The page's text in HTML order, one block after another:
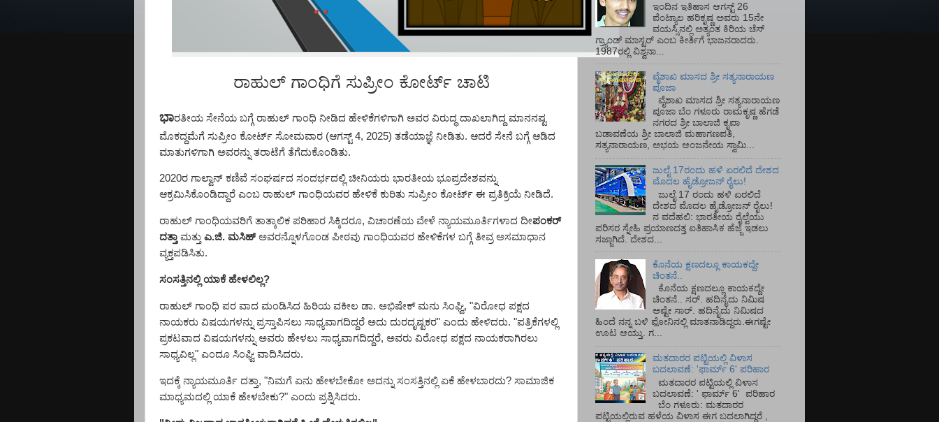
ರಾಹುಲ್ ಗಾಂಧಿಗೆ ಸುಪ್ರೀಂ ಕೋರ್ಟ್ ಚಾಟಿ
ಭಾರತೀಯ ಸೇನೆಯ ಬಗ್ಗೆ ರಾಹುಲ್ ಗಾಂಧಿ ನೀಡಿದ ಹೇಳಿಕೆಗಳಿಗಾಗಿ ಅವರ ವಿರುದ್ಧ ದಾಖಲಾಗಿದ್ದ ಮಾನನಷ್ಟ
ಮೊಕದ್ದಮೆಗೆ ಸುಪ್ರೀಂ ಕೋರ್ಟ್ ಸೋಮವಾರ (ಆಗಸ್ಟ್ 4, 2025) ತಡೆಯಾಜ್ಞೆ ನೀಡಿತು. ಆದರೆ ಸೇನೆ ಬಗ್ಗೆ ಆಡಿದ
ಮಾತುಗಳಿಗಾಗಿ ಅವರನ್ನು ತರಾಟೆಗೆ ತೆಗೆದುಕೊಂಡಿತು.
2020ರ ಗಾಲ್ವಾನ್ ಕಣಿವೆ ಸಂಘರ್ಷದ ಸಂದರ್ಭದಲ್ಲಿ ಚೀನಿಯರು ಭಾರತೀಯ ಭೂಪ್ರದೇಶವನ್ನು
ಆಕ್ರಮಿಸಿಕೊಂಡಿದ್ದಾರೆ ಎಂಬ ರಾಹುಲ್ ಗಾಂಧಿಯವರ ಹೇಳಿಕೆ ಕುರಿತು ಸುಪ್ರೀಂ ಕೋರ್ಟ್ ಈ ಪ್ರತಿಕ್ರಿಯೆ ನೀಡಿದೆ.
ರಾಹುಲ್ ಗಾಂಧಿಯವರಿಗೆ ತಾತ್ಕಾಲಿಕ ಪರಿಹಾರ ಸಿಕ್ಕಿದರೂ, ವಿಚಾರಣೆಯ ವೇಳೆ ನ್ಯಾಯಮೂರ್ತಿಗಳಾದ ದೀಪಂಕರ್
ದತ್ತಾ ಮತ್ತು ಎ.ಜಿ. ಮಸಿಹ್ ಅವರನ್ನೊಳಗೊಂಡ ಪೀಠವು ಗಾಂಧಿಯವರ ಹೇಳಿಕೆಗಳ ಬಗ್ಗೆ ತೀವ್ರ ಅಸಮಾಧಾನ
ವ್ಯಕ್ತಪಡಿಸಿತು.
ಸಂಸತ್ತಿನಲ್ಲಿ ಯಾಕೆ ಹೇಳಲಿಲ್ಲ?
ರಾಹುಲ್ ಗಾಂಧಿ ಪರ ವಾದ ಮಂಡಿಸಿದ ಹಿರಿಯ ವಕೀಲ ಡಾ. ಅಭಿಷೇಕ್ ಮನು ಸಿಂಘ್ವಿ, "ವಿರೋಧ ಪಕ್ಷದ
ನಾಯಕರು ವಿಷಯಗಳನ್ನು ಪ್ರಸ್ತಾಪಿಸಲು ಸಾಧ್ಯವಾಗದಿದ್ದರೆ ಅದು ದುರದೃಷ್ಟಕರ" ಎಂದು ಹೇಳಿದರು. "ಪತ್ರಿಕೆಗಳಲ್ಲಿ
ಪ್ರಕಟವಾದ ವಿಷಯಗಳನ್ನು ಅವರು ಹೇಳಲು ಸಾಧ್ಯವಾಗದಿದ್ದರೆ, ಅವರು ವಿರೋಧ ಪಕ್ಷದ ನಾಯಕರಾಗಿರಲು
ಸಾಧ್ಯವಿಲ್ಲ" ಎಂದೂ ಸಿಂಘ್ವಿ ವಾದಿಸಿದರು.
ಇದಕ್ಕೆ ನ್ಯಾಯಮೂರ್ತಿ ದತ್ತಾ, "ನಿಮಗೆ ಏನು ಹೇಳಬೇಕೋ ಅದನ್ನು ಸಂಸತ್ತಿನಲ್ಲಿ ಏಕೆ ಹೇಳಬಾರದು? ಸಾಮಾಜಿಕ
ಮಾಧ್ಯಮದಲ್ಲಿ ಯಾಕೆ ಹೇಳಬೇಕು?" ಎಂದು ಪ್ರಶ್ನಿಸಿದರು.
ಇಂದಿನ ಇತಿಹಾಸ ಆಗಸ್ಟ್ 26
ಪೆಂಟ್ಯಾಲ ಹರಿಕೃಷ್ಣ ಅವರು 15ನೇ
ವಯಸ್ಸಿನಲ್ಲಿ ಅತ್ಯಂತ ಕಿರಿಯ ಚೆಸ್
ಗ್ರ್ಯಾಂಡ್ ಮಾಸ್ಟರ್ ಎಂಬ ಕೀರ್ತಿಗೆ ಭಾಜನರಾದರು.
1987ರಲ್ಲಿ ವಿಶ್ವನಾ...
ವೈಶಾಖ ಮಾಸದ ಶ್ರೀ ಸತ್ಯನಾರಾಯಣ
ಪೂಜಾ
ವೈಶಾಖ ಮಾಸದ ಶ್ರೀ ಸತ್ಯನಾರಾಯಣ
ಪೂಜಾ ಬೆಂ ಗಳೂರು ರಾಮಕೃಷ್ಣ ಹೆಗಡೆ
ನಗರದ ಶ್ರೀ ಬಾಲಾಜಿ ಕೃಪಾ
ಬಡಾವಣೆಯ ಶ್ರೀ ಬಾಲಾಜಿ ಮಹಾಗಣಪತಿ,
ಸತ್ಯನಾರಾಯಣ, ಅಭಯ ಆಂಜನೇಯ ಸ್ವಾಮಿ...
ಜುಲೈ 17ರಂದು ಹಳಿ ಏರಲಿದೆ ದೇಶದ
ಮೊದಲ ಹೈಡ್ರೋಜನ್ ರೈಲು!
ಜುಲೈ 17 ರಂದು ಹಳಿ ಏರಲಿದೆ
ದೇಶದ ಮೊದಲ ಹೈಡ್ರೋಜನ್ ರೈಲು!
ನ ವದೆಹಲಿ: ಭಾರತೀಯ ರೈಲ್ವೆಯು
ಪರಿಸರ ಸ್ನೇಹಿ ಪ್ರಯಾಣದತ್ತ ಐತಿಹಾಸಿಕ ಹೆಜ್ಜೆ ಇಡಲು
ಸಜ್ಜಾಗಿದೆ. ದೇಶದ...
ಕೊನೆಯ ಕ್ಷಣದಲ್ಲೂ ಕಾಯಕದ್ದೇ
ಚಿಂತನೆ..
ಕೊನೆಯ ಕ್ಷಣದಲ್ಲೂ ಕಾಯಕದ್ದೇ
ಚಿಂತನೆ.. ಸರ್.‌ ಹದಿನೈದು ನಿಮಿಷ
ಅಷ್ಟೇ ಸಾರ್.‌ ಹದಿನೈದು ನಿಮಿಷದ
ಹಿಂದೆ ನನ್ನ ಬಳಿ ಫೋನಿನಲ್ಲಿ ಮಾತನಾಡಿದ್ದರು.ಈಗಷ್ಟೇ
ಊಟ ಆಯ್ತು. ಗ...
ಮತದಾರರ ಪಟ್ಟಿಯಲ್ಲಿ ವಿಳಾಸ
ಬದಲಾವಣೆ: 'ಫಾರ್ಮ್ 6' ಪರಿಹಾರ
ಮತದಾರರ ಪಟ್ಟಿಯಲ್ಲಿ ವಿಳಾಸ
ಬದಲಾವಣೆ: ' ಫಾರ್ಮ್ 6' ಪರಿಹಾರ
ಬೆಂ ಗಳೂರು: ಮತದಾರರ
ಪಟ್ಟಿಯಲ್ಲಿರುವ ಹಳೆಯ ವಿಳಾಸ ಈಗ ಬದಲಾಗಿದ್ದರೆ ,